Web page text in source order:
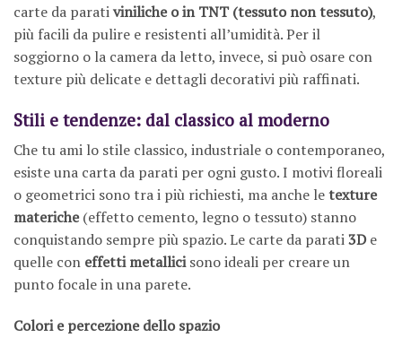
carte da parativiniliche o in TNT (tessuto non tessuto),
più facili da pulire e resistenti all’umidità. Per il
soggiorno o la camera da letto, invece, si può osare con
texture più delicate e dettagli decorativi più raffinati.
Stili e tendenze: dal classico al moderno
Che tu ami lo stile classico, industriale o contemporaneo,
esiste una carta da parati per ogni gusto. I motivi floreali
o geometrici sono tra i più richiesti, ma anche letexture
materiche(effetto cemento, legno o tessuto) stanno
conquistando sempre più spazio. Le carte da parati3De
quelle con effetti metallicisono ideali per creare un
punto focale in una parete.
Colori e percezione dello spazio